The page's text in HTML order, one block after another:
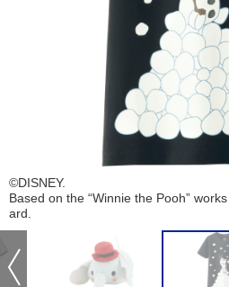
©DISNEY.
Based on the “Winnie the Pooh”
ard.